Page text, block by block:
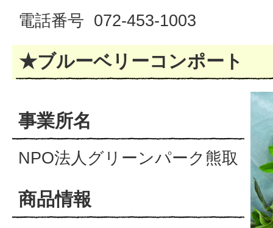
電話番号 072-453-1003
★ブルーベリーコンポート
事業所名
NPO法人グリーンパーク熊取
商品情報